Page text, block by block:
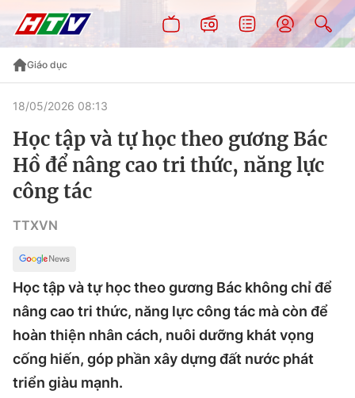
Giáo dục
18/05/2026 08:13
Học tập và tự học theo gương Bác
Hồ để nâng cao tri thức, năng lực
công tác
TTXVN
Học tập và tự học theo gương Bác không chỉ để
nâng cao tri thức, năng lực công tác mà còn để
hoàn thiện nhân cách, nuôi dưỡng khát vọng
cống hiến, góp phần xây dựng đất nước phát
triển giàu mạnh.